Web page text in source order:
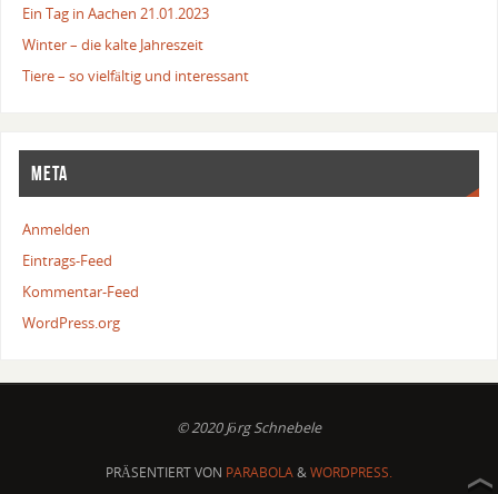
Ein Tag in Aachen 21.01.2023
Winter – die kalte Jahreszeit
Tiere – so vielfältig und interessant
META
Anmelden
Eintrags-Feed
Kommentar-Feed
WordPress.org
© 2020 Jörg Schnebele
PRÄSENTIERT VON PARABOLA&WORDPRESS.